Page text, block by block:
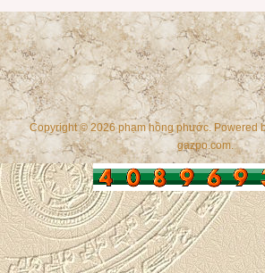
Copyright © 2026 phạm hồng phước. Powered
gazpo.com.